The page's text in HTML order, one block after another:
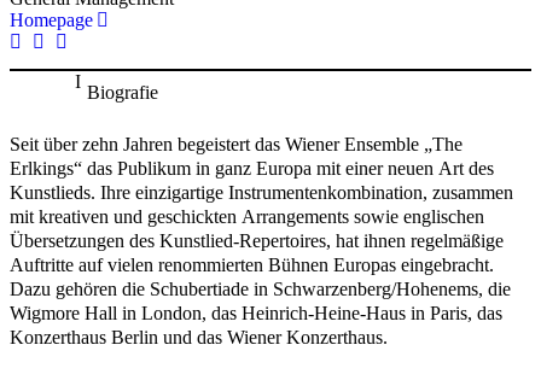
Homepage
Biografie
Seit über zehn Jahren begeistert das Wiener Ensemble „The
Erlkings“ das Publikum in ganz Europa mit einer neuen Art des
Kunstlieds. Ihre einzigartige Instrumentenkombination, zusammen
mit kreativen und geschickten Arrangements sowie englischen
Übersetzungen des Kunstlied-Repertoires, hat ihnen regelmäßige
Auftritte auf vielen renommierten Bühnen Europas eingebracht.
Dazu gehören die Schubertiade in Schwarzenberg/Hohenems, die
Wigmore Hall in London, das Heinrich-Heine-Haus in Paris, das
Konzerthaus Berlin und das Wiener Konzerthaus.